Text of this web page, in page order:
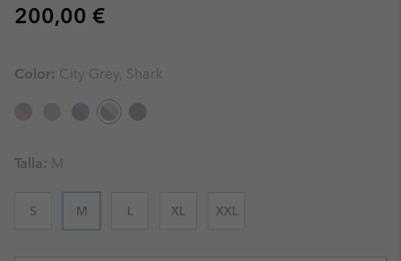
Regular price:
200,00 €
Color: City Grey, Shark
Talla: M
S M L XL XXL